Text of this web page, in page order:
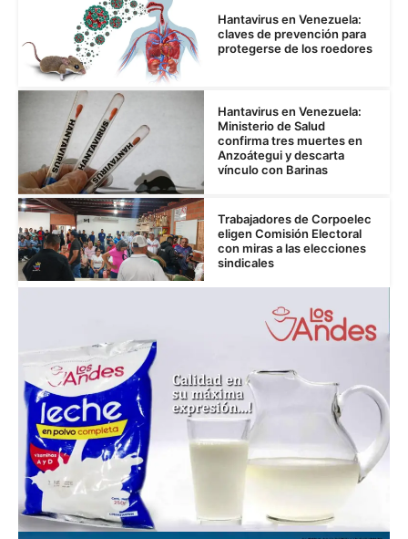
Hantavirus en Venezuela:
claves de prevención para
protegerse de los roedores
Hantavirus en Venezuela:
Ministerio de Salud
confirma tres muertes en
Anzoátegui y descarta
vínculo con Barinas
Trabajadores de Corpoelec
eligen Comisión Electoral
con miras a las elecciones
sindicales